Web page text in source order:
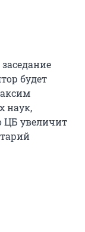
будет
наук,
ЦБ увеличит